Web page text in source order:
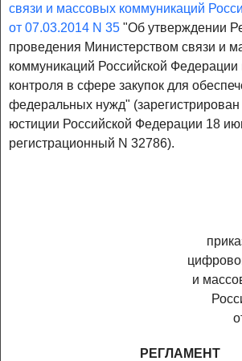
связи и массовых коммуникаций
от 07.03.2014 N 35 "Об утверждении
проведения Министерством связи и
коммуникаций Российской Федерации
контроля в сфере закупок для
федеральных нужд"
юстиции Российской Федерации 18
регистрационный N 32786).
и
РЕГЛАМЕНТ